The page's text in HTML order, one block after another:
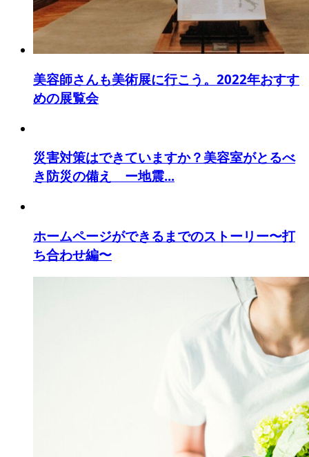
美容師さんも美術展に行こう。2022年おすす
めの展覧会
災害対策はできていますか？美容室がとるべ
き防災の備え ー地震...
ホームページができるまでのストーリー〜打
ち合わせ編〜